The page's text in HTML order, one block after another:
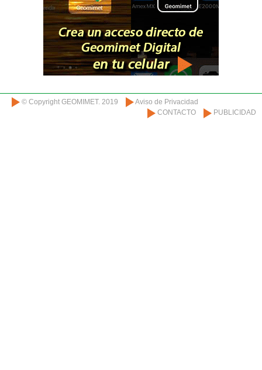
© Copyright GEOMIMET. 2019
Aviso de Privacidad
CONTACTO
PUBLICIDAD